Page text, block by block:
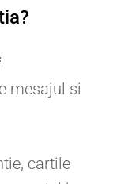
mesajul si
cartile